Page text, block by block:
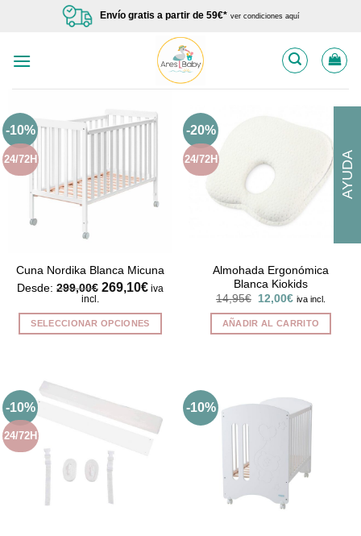
Envío gratis a partir de 59€* ver condiciones aquí
-10%
24/72H
Cuna Nordika Blanca Micuna
Desde: 299,00€ 269,10€ iva
incl.
SELECCIONAR OPCIONES
variantes.
se
pueden
-20%
24/72H
Almohada Ergonómica
Blanca Kiokids
14,95€
El
original
era:
12,00€El
actual
es:
iva incl.
AÑADIR AL CARRITO
-10%
24/72H
-10%
AYUDA